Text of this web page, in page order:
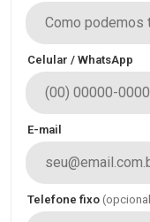
Celular / WhatsApp
E-mail
Telefone fixo